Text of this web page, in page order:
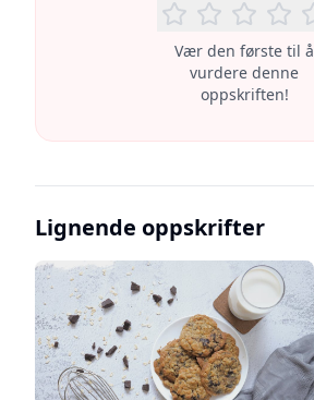
Vær den første til å
vurdere denne
oppskriften!
Lignende oppskrifter